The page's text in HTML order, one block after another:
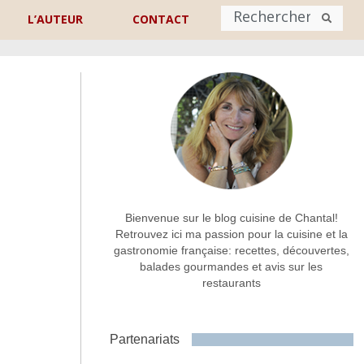
L’AUTEUR CONTACT
Nom
Commentaire ou message *
Bienvenue sur le blog cuisine de Chantal!
Retrouvez ici ma passion pour la cuisine et la
gastronomie française: recettes, découvertes,
balades gourmandes et avis sur les
restaurants
Partenariats